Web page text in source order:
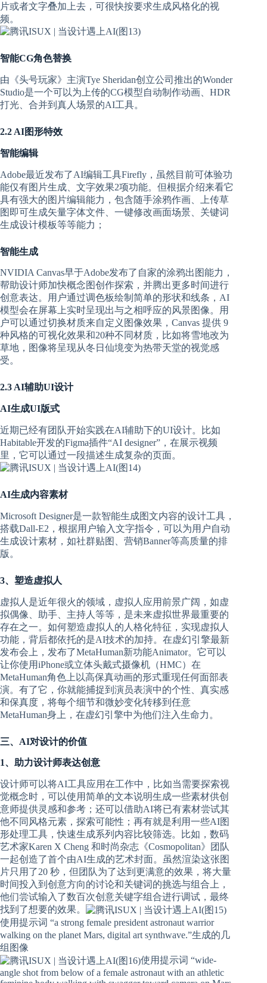
片或者文字叠加上去，可很快按要求生成风格化的视
频。
智能CG角色替换
由《头号玩家》主演Tye Sheridan创立公司推出的Wonder
Studio是一个可以为上传的CG模型自动制作动画、HDR
打光、合并到真人场景的AI工具。
2.2 AI图形特效
智能编辑
Adobe最近发布了AI编辑工具Firefly，虽然目前可体验功
能仅有图片生成、文字效果2项功能。但根据介绍来看它
具有强大的图片编辑能力，包含随手涂鸦作画、上传草
图即可生成矢量字体文件、一键修改画面场景、关键词
生成设计模板等等能力；
智能生成
NVIDIA Canvas早于Adobe发布了自家的涂鸦出图能力，
帮助设计师加快概念图创作探索，并腾出更多时间进行
创意表达。用户通过调色板绘制简单的形状和线条，AI
模型会在屏幕上实时呈现出与之相呼应的风景图像。用
户可以通过切换材质来自定义图像效果，Canvas 提供 9
种风格的可视化效果和20种不同材质，比如将雪地改为
草地，图像将呈现从冬日仙境变为热带天堂的视觉感
受。
2.3 AI辅助UI设计
AI生成UI版式
近期已经有团队开始实践在AI辅助下的UI设计。比如
Habitable开发的Figma插件“AI designer”，在展示视频
里，它可以通过一段描述生成复杂的页面。
AI生成内容素材
Microsoft Designer是一款智能生成图文内容的设计工具，
搭载Dall-E2，根据用户输入文字指令，可以为用户自动
生成设计素材，如社群贴图、营销Banner等高质量的排
版。
3、塑造虚拟人
虚拟人是近年很火的领域，虚拟人应用前景广阔，如虚
拟偶像、助手、主持人等等，是未来虚拟世界最重要的
存在之一。如何塑造虚拟人的人格化特征，实现虚拟人
功能，背后都依托的是AI技术的加持。在虚幻引擎最新
发布会上，发布了MetaHuman新功能Animator。它可以
让你使用iPhone或立体头戴式摄像机（HMC）在
MetaHuman角色上以高保真动画的形式重现任何面部表
演。有了它，你就能捕捉到演员表演中的个性、真实感
和保真度，将每个细节和微妙变化转移到任意
MetaHuman身上，在虚幻引擎中为他们注入生命力。
三、AI对设计的价值
1、助力设计师表达创意
设计师可以将AI工具应用在工作中，比如当需要探索视
觉概念时，可以使用简单的文本说明生成一些素材供创
意师提供灵感和参考；还可以借助AI将已有素材尝试其
他不同风格元素，探索可能性；再有就是利用一些AI图
形处理工具，快速生成系列内容比较筛选。比如，数码
艺术家Karen X Cheng 和时尚杂志《Cosmopolitan》团队
一起创造了首个由AI生成的艺术封面。虽然渲染这张图
片只用了20 秒，但团队为了达到更满意的效果，将大量
时间投入到创意方向的讨论和关键词的挑选与组合上，
他们尝试输入了数百次创意关键字组合进行调试，最终
找到了想要的效果。
使用提示词 “a strong female president astronaut warrior
walking on the planet Mars, digital art synthwave.”生成的几
组图像
使用提示词 “wide-
angle shot from below of a female astronaut with an athletic